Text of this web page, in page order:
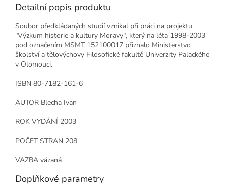
Detailní popis produktu
Soubor předkládaných studií vznikal při práci na projektu
"Výzkum historie a kultury Moravy", který na léta 1998-2003
pod označením MSMT 152100017 přiznalo Ministerstvo
školství a tělovýchovy Filosofické fakultě Univerzity Palackého
v Olomouci.
ISBN 80-7182-161-6
AUTOR Blecha Ivan
ROK VYDÁNÍ 2003
POČET STRAN 208
VAZBA vázaná
Doplňkové parametry